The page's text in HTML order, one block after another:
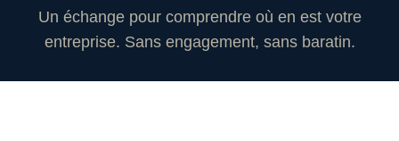
Un échange pour comprendre où en est votre
entreprise. Sans engagement, sans baratin.